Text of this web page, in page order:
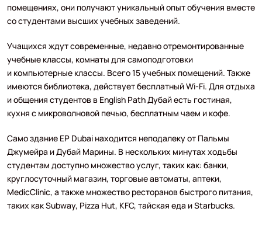
помещениях, они получают уникальный опыт обучения вместе
со студентами высших учебных заведений.
Учащихся ждут современные, недавно отремонтированные
учебные классы, комнаты для самоподготовки
и компьютерные классы. Всего 15 учебных помещений. Также
имеются библиотека, действует бесплатный Wi-Fi. Для отдыха
и общения студентов в English Path Дубай есть гостиная,
кухня с микроволновой печью, бесплатным чаем и кофе.
Само здание EP Dubai находится неподалеку от Пальмы
Джумейра и Дубай Марины. В нескольких минутах ходьбы
студентам доступно множество услуг, таких как: банки,
круглосуточный магазин, торговые автоматы, аптеки,
MedicClinic, а также множество ресторанов быстрого питания,
таких как Subway, Pizza Hut, KFC, тайская еда и Starbucks.